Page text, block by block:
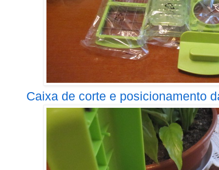
Caixa de corte e posicionamento